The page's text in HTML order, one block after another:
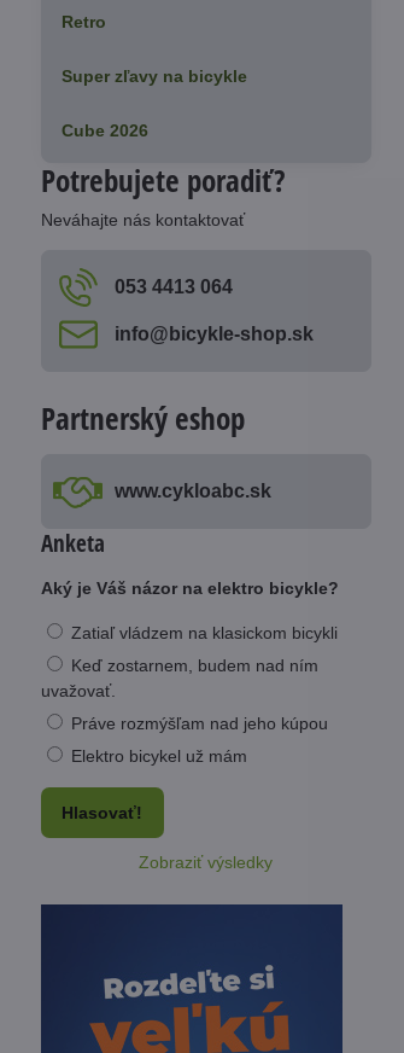
Retro
Super zľavy na bicykle
Cube 2026
Potrebujete poradiť?
Neváhajte nás kontaktovať
053 4413 064
info​@bicykle-shop​.sk
Partnerský eshop
www​.cykloabc​.sk
Anketa
Aký je Váš názor na elektro bicykle?
Zatiaľ vládzem na klasickom bicykli
Keď zostarnem, budem nad ním
uvažovať.
Práve rozmýšľam nad jeho kúpou
Elektro bicykel už mám
Hlasovať!
Zobraziť výsledky